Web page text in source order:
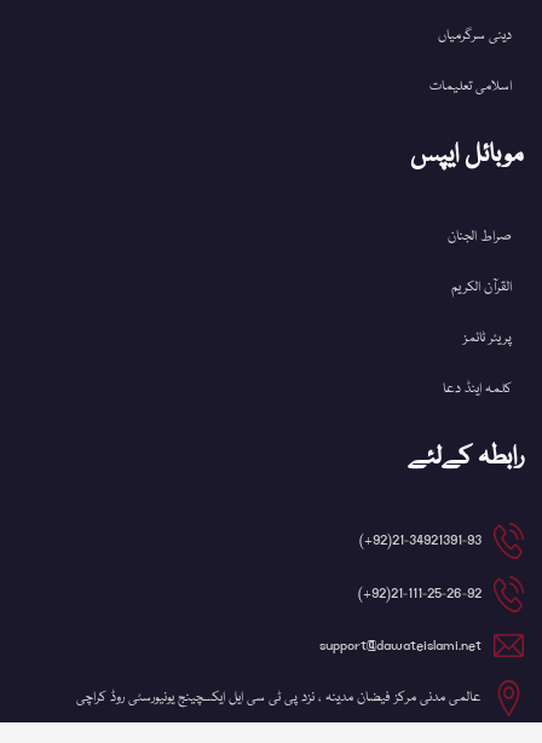
دینی سرگرمیاں
اسلامی تعلیمات
موبائل ایپس
صراط الجنان
القرآن الکریم
پریئر ٹائمز
کلمہ اینڈ دعا
رابطہ کےلئے
21-34921391-93(92+)
21-111-25-26-92(92+)
support@dawateislami.net
عالمی مدنی مرکز فیضان مدینہ ، نزد پی ٹی سی ایل ایکسچینج یونیورسٹی روڈ کراچی